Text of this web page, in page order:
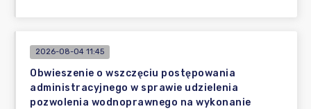
2026-08-04 11:45
Obwieszenie o wszczęciu postępowania
administracyjnego w sprawie udzielenia
pozwolenia wodnoprawnego na wykonanie